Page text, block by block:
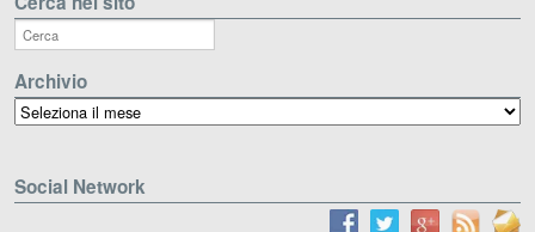
Archivio
Archivio
Social Network